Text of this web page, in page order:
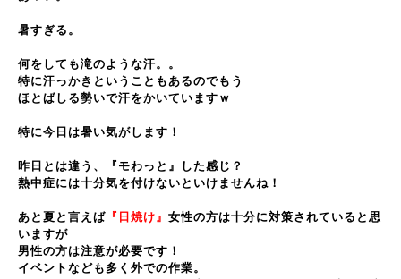
暑すぎる。
何をしても滝のような汗。。
特に汗っかきということもあるのでもう
ほとばしる勢いで汗をかいていますｗ
特に今日は暑い気がします！
昨日とは違う、『モわっと』した感じ？
熱中症には十分気を付けないといけませんね！
あと夏と言えば 『日焼け』 女性の方は十分に対策されていると思
いますが
男性の方は注意が必要です！
イベントなども多く外での作業。